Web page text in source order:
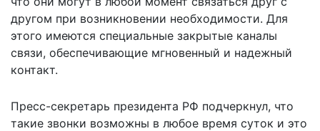
другом при возникновении необходимости. Для
этого имеются специальные закрытые каналы
связи, обеспечивающие мгновенный и надежный
контакт.
Пресс-секретарь президента РФ подчеркнул, что
такие звонки возможны в любое время суток и это